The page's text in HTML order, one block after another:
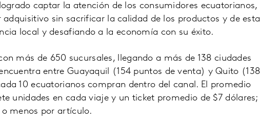
captar la atención de los consumidores ecuatorianos,
sin sacrificar la calidad de los productos y de esta
local y desafiando a la economía con su éxito.
más de 650 sucursales, llegando a más de 138 ciudades
entre Guayaquil (154 puntos de venta) y Quito (138
10 ecuatorianos compran dentro del canal. El promedio
unidades en cada viaje y un ticket promedio de $7 dólares;
menos por artículo.